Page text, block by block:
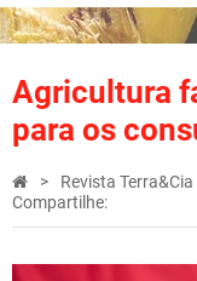
Agricultura
para os
Revista Terra&Cia
Compartilhe: